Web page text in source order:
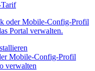
oder Mobile-Config-Profil
Portal verwalten.
Mobile-Config-Profil
verwalten